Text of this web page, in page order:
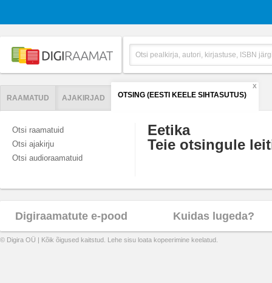
RAAMATUD AJAKIRJAD OTSING (EESTI KEELE SIHTASUTUS)
X
Otsi raamatuid
Otsi ajakirju
Otsi audioraamatuid
Eetika
Teie otsingule
Digiraamatute e-pood Kuidas lugeda?
© Digira OÜ | Kõik õigused kaitstud. Lehe sisu loata kopeerimine keelatud.